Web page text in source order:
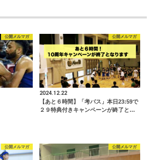
公開メルマガ 公開メルマガ
2024.12.22
【あと６時間】「考バス」本日23:59で
２９特典付きキャンペーンが終了と…
公開メルマガ 公開メルマガ